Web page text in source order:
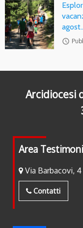
access_time
Arcidiocesi
Area
Via Barbacovi,
Contatti